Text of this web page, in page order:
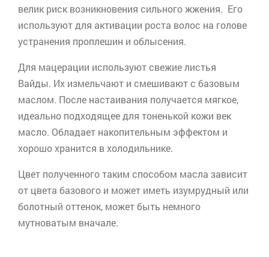
велик риск возникновения сильного жжения. Его
используют для активации роста волос на голове
устранения проплешин и облысения.
Для мацерации используют свежие листья
Вайды. Их измельчают и смешивают с базовым
маслом. После настаивания получается мягкое,
идеально подходящее для тоненькой кожи век
масло. Обладает накопительным эффектом и
хорошо хранится в холодильнике.
Цвет полученного таким способом масла зависит
от цвета базового и может иметь изумрудный или
болотный оттенок, может быть немного
мутноватым вначале.